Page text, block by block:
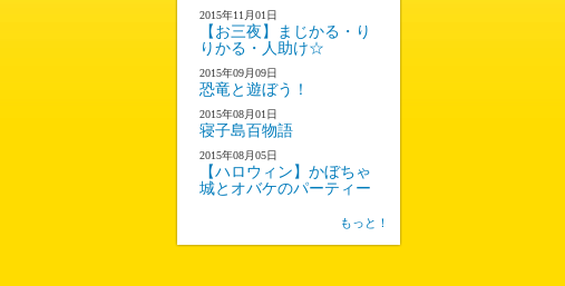
2015年11月01日
【お三夜】まじかる・り
りかる・人助け☆
2015年09月09日
恐竜と遊ぼう！
2015年08月01日
寝子島百物語
2015年08月05日
【ハロウィン】かぼちゃ
城とオバケのパーティー
もっと！